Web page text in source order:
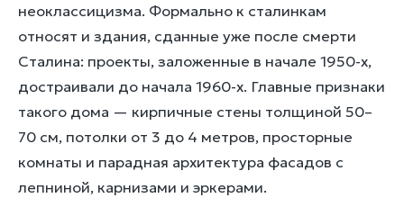
неоклассицизма. Формально к сталинкам
относят и здания, сданные уже после смерти
Сталина: проекты, заложенные в начале 1950-х,
достраивали до начала 1960-х. Главные признаки
такого дома — кирпичные стены толщиной 50–
70 см, потолки от 3 до 4 метров, просторные
комнаты и парадная архитектура фасадов с
лепниной, карнизами и эркерами.